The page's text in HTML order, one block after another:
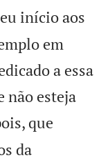
início aos
em
a essa
não esteja
que
da